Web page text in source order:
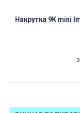
Накрутка 9K mini